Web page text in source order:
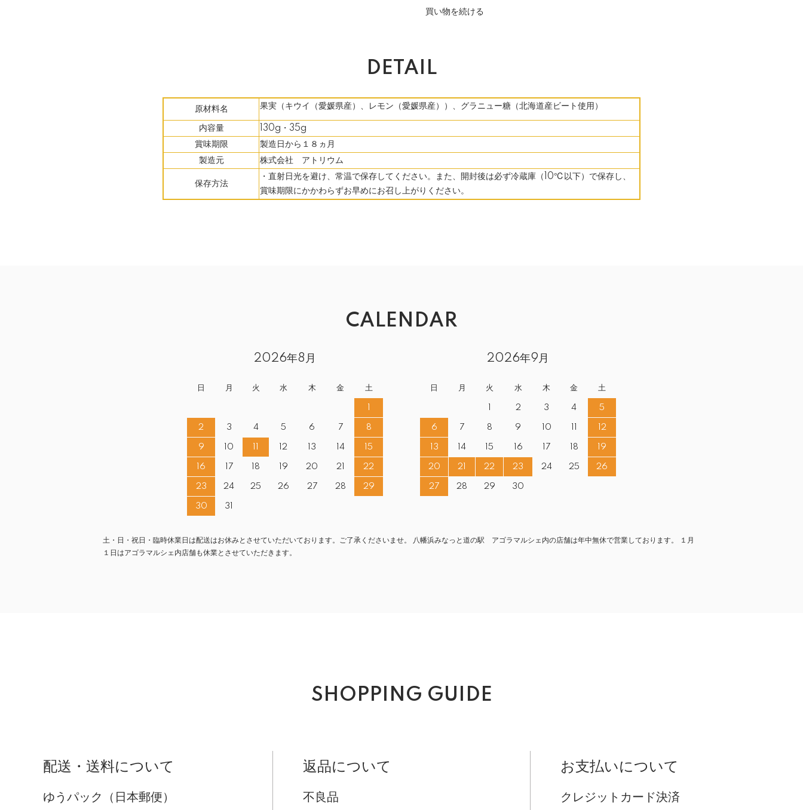
買い物を続ける
DETAIL
原材料名 果実（キウイ（愛媛県産）、レモン（愛媛県産））、グラニュー糖（北海道産ビート使用）
内容量
130g・35g
賞味期限
製造日から１８ヵ月
製造元
株式会社 アトリウム
保存方法
・直射日光を避け、常温で保存してください。また、開封後は必ず冷蔵庫（10℃以下）で保存し、
賞味期限にかかわらずお早めにお召し上がりください。
CALENDAR
2026年8月
日 月 火 水 木 金 土
2 3 4 5 6 7 8
9 10 12 13 14 15
16 17 18 19 20 21 22
23 24 25 26 27 28 29
30 31
2026年9月
日 月 火 水 木 金 土
2 3 4 5
6 7 8 9 10 12
13 14 15 16 17 18 19
20 21 22 23 24 25 26
27 28 29 30
土・日・祝日・臨時休業日は配送はお休みとさせていただいております。ご了承くださいませ。 八幡浜みなっと道の駅 アゴラマルシェ内の店舗は年中無休で営業しております。 １月
１日はアゴラマルシェ内店舗も休業とさせていただきます。
SHOPPING GUIDE
配送・送料について
ゆうパック（日本郵便）
返品について
不良品
お支払いについて
クレジットカード決済